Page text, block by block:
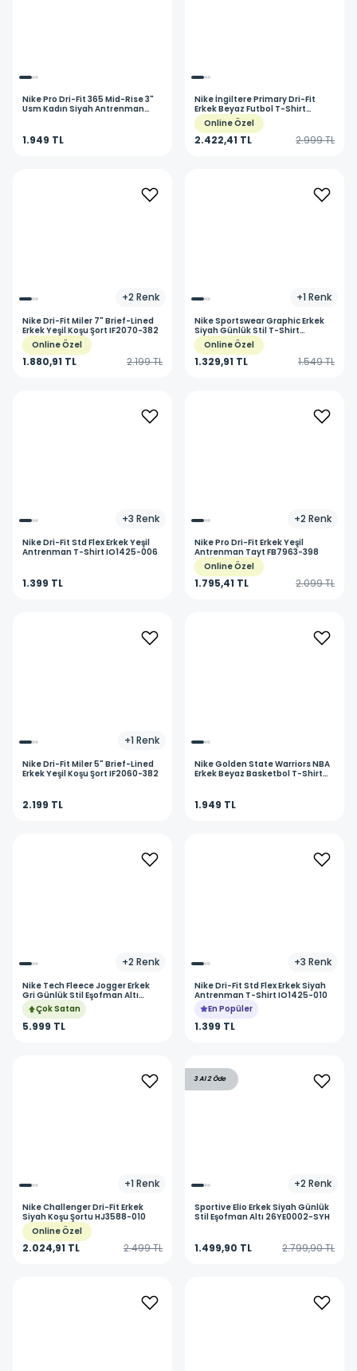
NikePro Dri-Fit 365 Mid-Rise 3"
Usm Kadın Siyah Antrenman
1.949 TL
Nikeİngiltere Primary Dri-Fit
Erkek Beyaz Futbol T-Shirt
IB6228-100
Online Özel
2.422,41 TL 2.999 TL
+2 Renk
NikeDri-Fit Miler 7" Brief-Lined
Erkek Yeşil Koşu Şort IF2070-382
Online Özel
1.880,91 TL 2.199 TL
+1 Renk
NikeSportswear Graphic Erkek
Siyah Günlük Stil T-Shirt
IQ0471-011
Online Özel
1.329,91 TL 1.549 TL
+3 Renk
NikeDri-Fit Std Flex Erkek Yeşil
Antrenman T-Shirt IO1425-006
1.399 TL
+2 Renk
NikePro Dri-Fit Erkek Yeşil
Antrenman Tayt FB7963-398
Online Özel
1.795,41 TL 2.099 TL
+1 Renk
NikeDri-Fit Miler 5" Brief-Lined
Erkek Yeşil Koşu Şort IF2060-382
2.199 TL
NikeGolden State Warriors NBA
Erkek Beyaz Basketbol T-Shirt
1.949 TL
+2 Renk
Nike Tech Fleece Jogger Erkek
Gri Günlük Stil Eşofman Altı
HV0959-063
Çok Satan
5.999 TL
+3 Renk
NikeDri-Fit Std Flex Erkek Siyah
Antrenman T-Shirt IO1425-010
En Popüler
1.399 TL
+1 Renk
NikeChallenger Dri-Fit Erkek
Siyah Koşu Şortu HJ3588-010
Online Özel
2.024,91 TL 2.499 TL
3 Al 2 Öde
+2 Renk
SportiveElio Erkek Siyah Günlük
Stil Eşofman Altı 26YE0002-SYH
1.499,90 TL 2.799,90 TL